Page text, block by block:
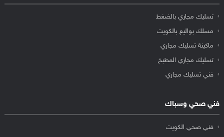
تسليك مجاري بالضغط
مسلك بواليع بالكويت
ماكينة تسليك مجاري
تسليك مجاري المطبخ
فني تسليك مجاري
فني صحي وسباك
فني صحي الكويت